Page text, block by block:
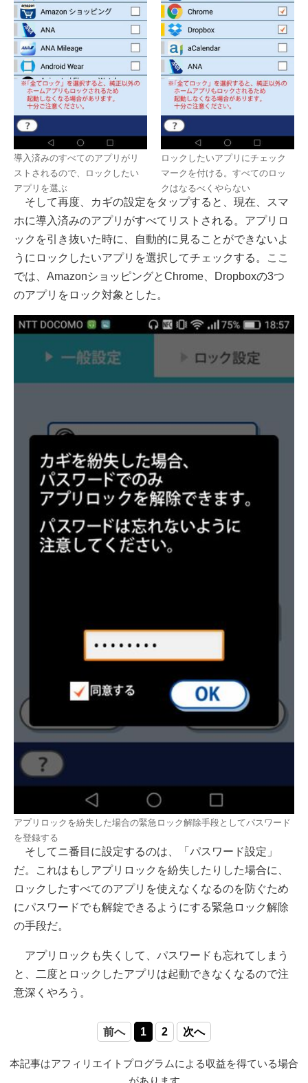
導入済みのすべてのアプリがリ
ストされるので、ロックしたい
アプリを選ぶ
ロックしたいアプリにチェック
マークを付ける。すべてのロッ
クはなるべくやらない
そして再度、カギの設定をタップすると、現在、スマ
ホに導入済みのアプリがすべてリストされる。アプリロ
ックを引き抜いた時に、自動的に見ることができないよ
うにロックしたいアプリを選択してチェックする。ここ
では、AmazonショッピングとChrome、Dropboxの3つ
のアプリをロック対象とした。
アプリロックを紛失した場合の緊急ロック解除手段としてパスワード
を登録する
そしてニ番目に設定するのは、「パスワード設定」
だ。これはもしアプリロックを紛失したりした場合に、
ロックしたすべてのアプリを使えなくなるのを防ぐため
にパスワードでも解錠できるようにする緊急ロック解除
の手段だ。
アプリロックも失くして、パスワードも忘れてしまう
と、二度とロックしたアプリは起動できなくなるので注
意深くやろう。
前へ 1 2 次へ
本記事はアフィリエイトプログラムによる収益を得ている場合
があります